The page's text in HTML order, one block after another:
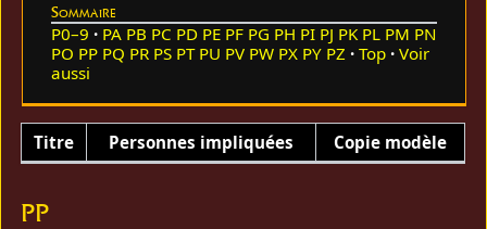
Sommaire
P0–9 PA PB PC PD PE PF PG PH PI PJ PK PL PM PN
PO PP PQ PR PS PT PU PV PW PX PY PZ Top
Voir
aussi
Titre Personnes impliquées Copie modèle
PP